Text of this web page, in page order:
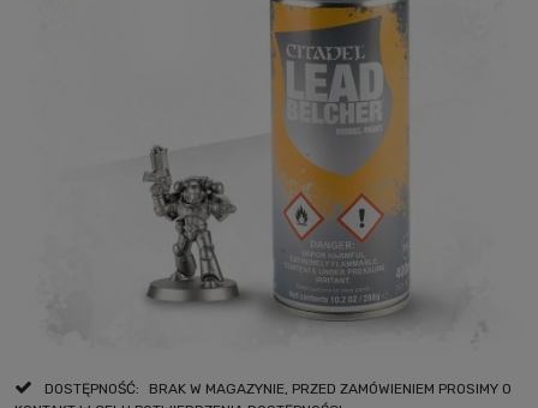
DOSTĘPNOŚĆ:
BRAK W MAGAZYNIE, PRZED ZAMÓWIENIEM PROSIMY O